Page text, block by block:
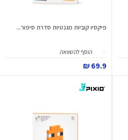
פיקסיו קוביות מגנטיות סדרת סיפור...
הוסף להשוואה
69.9 ₪